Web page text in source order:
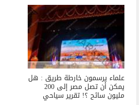
علماء يرسمون خارطة طريق : هل
يمكن أن تصل مصر إلى 200
مليون سائح ؟! تقرير سياحي